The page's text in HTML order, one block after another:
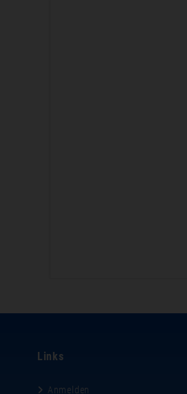
Links
Anmelden